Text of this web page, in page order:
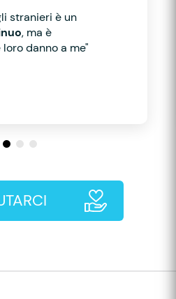
stranieri è un
, ma è
danno a me"